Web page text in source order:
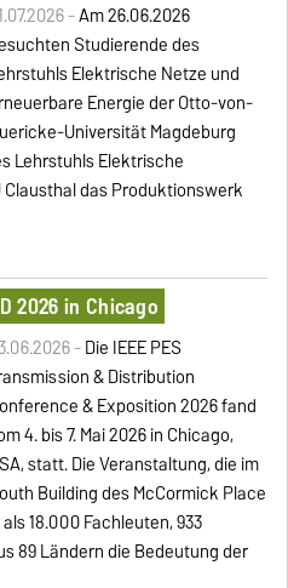
-Am 26.06.2026
Studierende des
Elektrische Netze und
Energie der Otto-von-
Universität Magdeburg
Lehrstuhls Elektrische
das Produktionswerk
2026 in Chicago
-Die IEEE PES
& Distribution
& Exposition 2026 fand
4. bis 7. Mai 2026 in Chicago,
statt. Die Veranstaltung, die im
Building des McCormick Place
18.000 Fachleuten, 933
89 Ländern die Bedeutung der